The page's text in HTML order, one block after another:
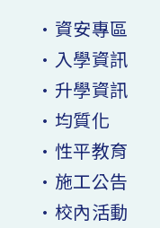
•資安專區
•入學資訊
•升學資訊
•均質化
•性平教育
•施工公告
•校內活動